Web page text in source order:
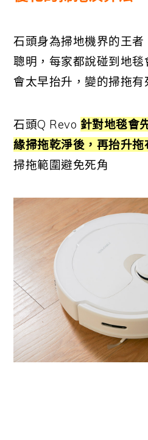
石頭身為掃地機界的王者
聰明， 每家都說碰到地
會太早抬升，變的掃拖有
石頭Q Revo 針對地毯會
緣掃拖乾淨後，再抬升拖
掃拖範圍避免死角